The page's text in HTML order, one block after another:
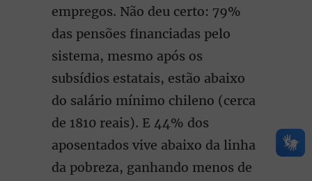
empregos. Não deu certo: 79%
das pensões financiadas pelo
sistema, mesmo após os
subsídios estatais, estão abaixo
do salário mínimo chileno (cerca
de 1810 reais). E 44% dos
aposentados vive abaixo da linha
da pobreza, ganhando menos de